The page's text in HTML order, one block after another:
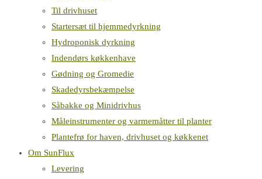
Til drivhuset
Startersæt til hjemmedyrkning
Hydroponisk dyrkning
Indendørs køkkenhave
Gødning og Gromedie
Skadedyrsbekæmpelse
Såbakke og Minidrivhus
Måleinstrumenter og varmemåtter til planter
Plantefrø for haven, drivhuset og køkkenet
Om SunFlux
Levering